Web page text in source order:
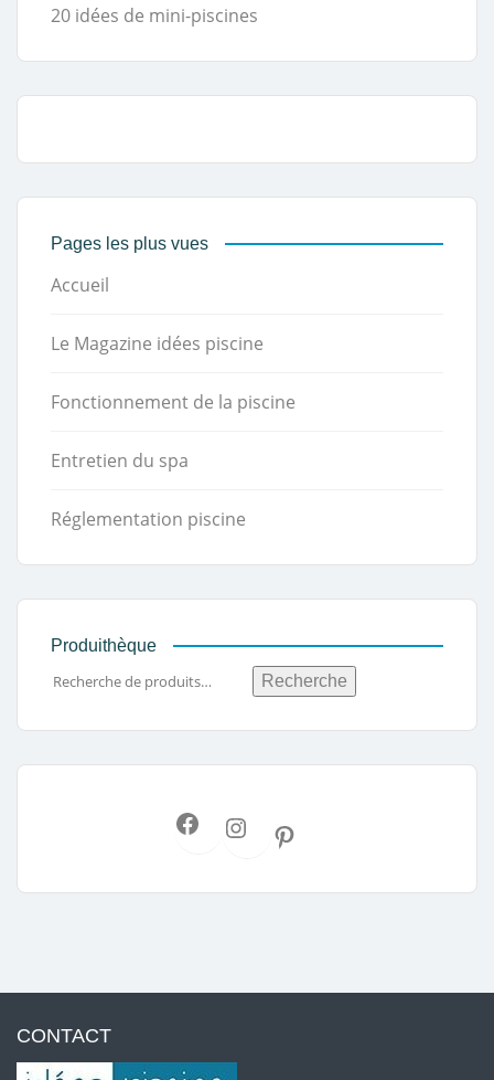
20 idées de mini-piscines
Pages les plus vues
Accueil
Le Magazine idées piscine
Fonctionnement de la piscine
Entretien du spa
Réglementation piscine
Produithèque
Recherche
CONTACT